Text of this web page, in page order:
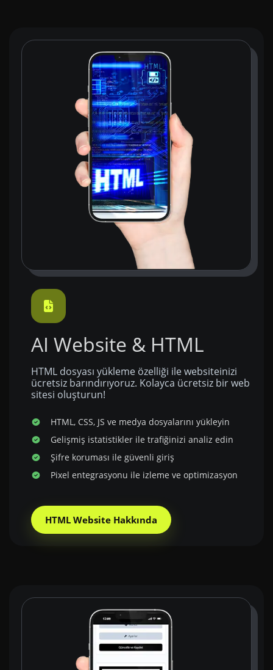
AI Website & HTML
HTML dosyası yükleme özelliği ile websiteinizi
ücretsiz barındırıyoruz. Kolayca ücretsiz bir web
sitesi oluşturun!
HTML, CSS, JS ve medya dosyalarını yükleyin
Gelişmiş istatistikler ile trafiğinizi analiz edin
Şifre koruması ile güvenli giriş
Pixel entegrasyonu ile izleme ve optimizasyon
HTML Website Hakkında